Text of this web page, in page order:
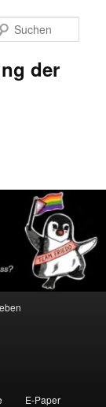
der
E-Paper